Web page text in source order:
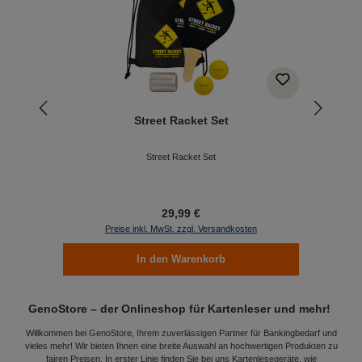
Street Racket Set
Street Racket Set
29,99 €
Preise inkl. MwSt. zzgl. Versandkosten
In den Warenkorb
GenoStore – der Onlineshop für Kartenleser und mehr!
Willkommen bei GenoStore, Ihrem zuverlässigen Partner für Bankingbedarf und
vieles mehr! Wir bieten Ihnen eine breite Auswahl an hochwertigen Produkten zu
fairen Preisen. In erster Linie finden Sie bei uns Kartenlesegeräte, wie